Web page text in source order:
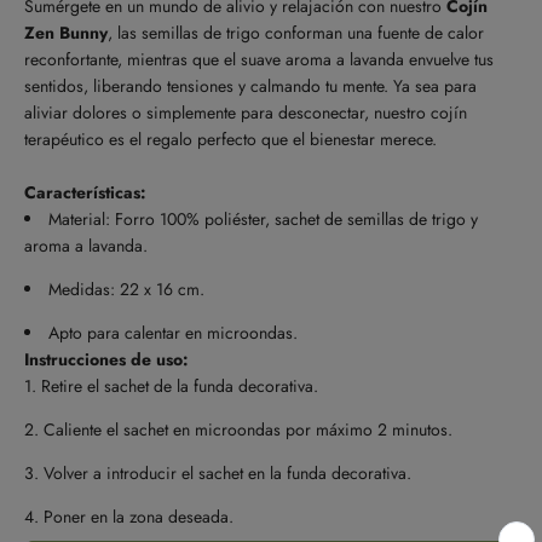
Sumérgete en un mundo de alivio y relajación con nuestro Cojín
Zen Bunny, las semillas de trigo conforman una fuente de calor
reconfortante, mientras que el suave aroma a lavanda envuelve tus
sentidos, liberando tensiones y calmando tu mente. Ya sea para
aliviar dolores o simplemente para desconectar, nuestro cojín
terapéutico es el regalo perfecto que el bienestar merece.
Características:
Material: Forro 100% poliéster, sachet de semillas de trigo y
aroma a lavanda.
Medidas: 22 x 16 cm.
Apto para calentar en microondas.
Instrucciones de uso:
Retire el sachet de la funda decorativa.
Caliente el sachet en microondas por máximo 2 minutos.
Volver a introducir el sachet en la funda decorativa.
Poner en la zona deseada.